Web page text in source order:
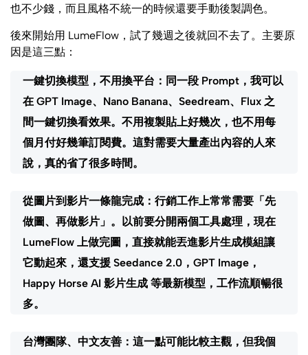
也不少錢，而且風格不統一的時候還要手動後製調色。
後來開始用 LumeFlow，試了幾週之後就回不去了。主要原
因是這三點：
一鍵切換模型，不用換平台： 同一段 Prompt，我可以
在 GPT Image、Nano Banana、Seedream、Flux 之
間一鍵切換看效果。不用複製貼上好幾次，也不用每
個月付好幾筆訂閱費。這對需要大量產出內容的人來
說，真的省了很多時間。
從圖片到影片一條龍完成： 行銷工作上常常需要「先
做圖、再做影片」。以前要分開兩個工具處理，現在
LumeFlow 上做完圖，直接就能丟進影片生成模組讓
它動起來，還支援 Seedance 2.0，GPT Image，
Happy Horse AI 影片生成 等最新模型，工作流順暢很
多。
台灣團隊、中文友善： 這一點可能比較主觀，但我個